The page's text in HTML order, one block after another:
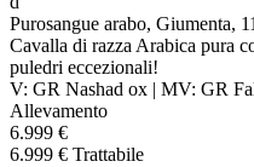
Purosangue arabo, Giumenta,
Cavalla di razza Arabica pura
puledri eccezionali!
V: GR Nashad ox | MV: GR
Allevamento
6.999 €
6.999 € Trattabile